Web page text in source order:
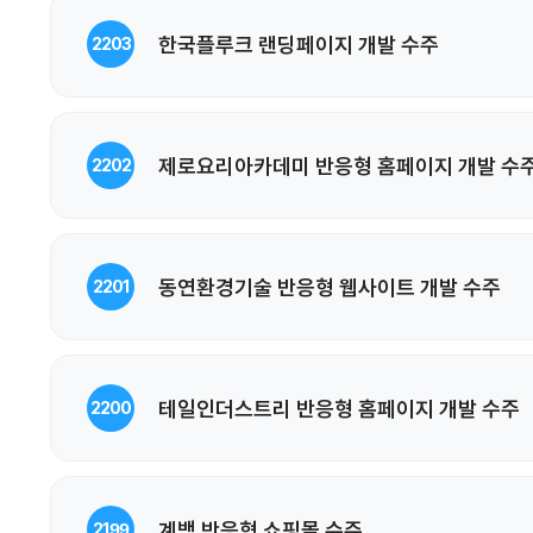
2203 한국플루크 랜딩페이지 개발 수주
2202 제로요리아카데미 반응형 홈페이지 개발 수
2201 동연환경기술 반응형 웹사이트 개발 수주
2200 테일인더스트리 반응형 홈페이지 개발 수주